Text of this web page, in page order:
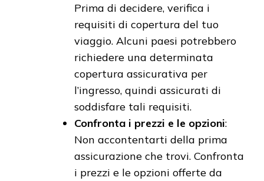
Prima di decidere, verifica i
requisiti di copertura del tuo
viaggio. Alcuni paesi potrebbero
richiedere una determinata
copertura assicurativa per
l’ingresso, quindi assicurati di
soddisfare tali requisiti.
Confronta i prezzi e le opzioni:
Non accontentarti della prima
assicurazione che trovi. Confronta
i prezzi e le opzioni offerte da